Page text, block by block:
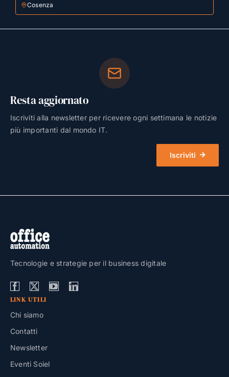
Cosenza
Resta aggiornato
Iscriviti alla newsletter per ricevere ogni settimana le notizie
più importanti dal mondo IT.
Iscriviti
Tecnologie e strategie per il business digitale
LINK UTILI
Chi siamo
Contatti
Newsletter
Eventi Soiel